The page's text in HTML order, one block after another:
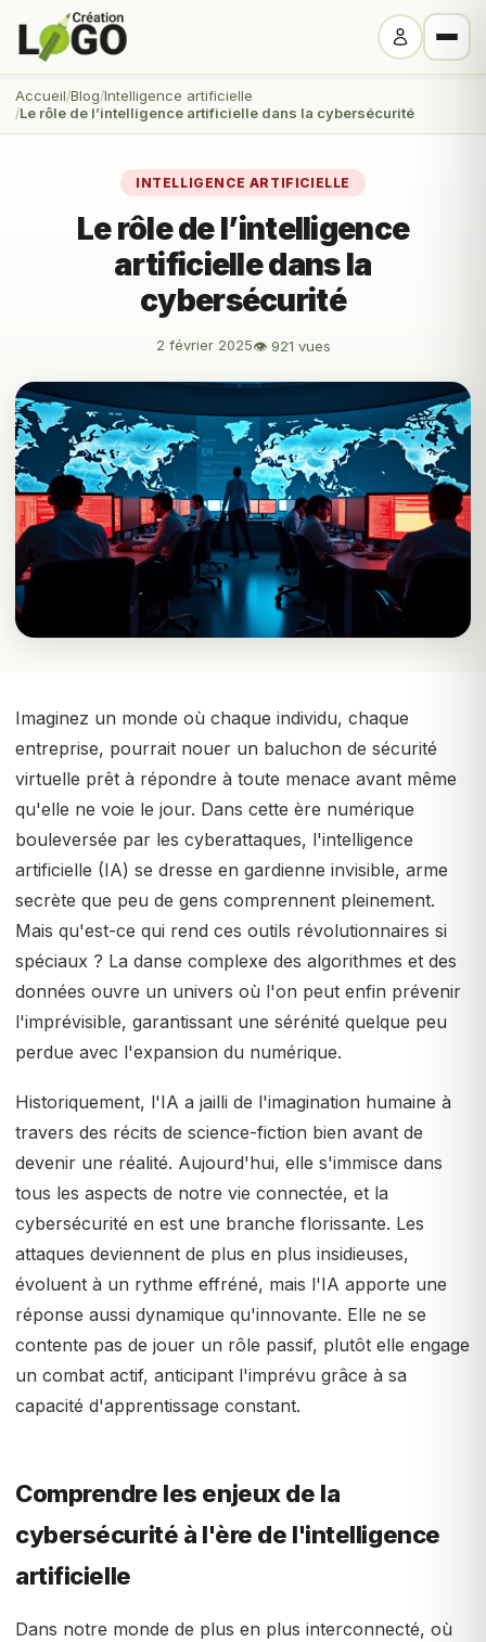
Accueil Blog Intelligence artificielle
Le rôle de l’intelligence artificielle dans la cybersécurité
INTELLIGENCE ARTIFICIELLE
Le rôle de l’intelligence
artificielle dans la
cybersécurité
2 février 2025👁 921 vues
Imaginez un monde où chaque individu, chaque
entreprise, pourrait nouer un baluchon de sécurité
virtuelle prêt à répondre à toute menace avant même
qu'elle ne voie le jour. Dans cette ère numérique
bouleversée par les cyberattaques, l'intelligence
artificielle (IA) se dresse en gardienne invisible, arme
secrète que peu de gens comprennent pleinement.
Mais qu'est-ce qui rend ces outils révolutionnaires si
spéciaux ? La danse complexe des algorithmes et des
données ouvre un univers où l'on peut enfin prévenir
l'imprévisible, garantissant une sérénité quelque peu
perdue avec l'expansion du numérique.
Historiquement, l'IA a jailli de l'imagination humaine à
travers des récits de science-fiction bien avant de
devenir une réalité. Aujourd'hui, elle s'immisce dans
tous les aspects de notre vie connectée, et la
cybersécurité en est une branche florissante. Les
attaques deviennent de plus en plus insidieuses,
évoluent à un rythme effréné, mais l'IA apporte une
réponse aussi dynamique qu'innovante. Elle ne se
contente pas de jouer un rôle passif, plutôt elle engage
un combat actif, anticipant l'imprévu grâce à sa
capacité d'apprentissage constant.
Comprendre les enjeux de la
cybersécurité à l'ère de l'intelligence
artificielle
Dans notre monde de plus en plus interconnecté, où